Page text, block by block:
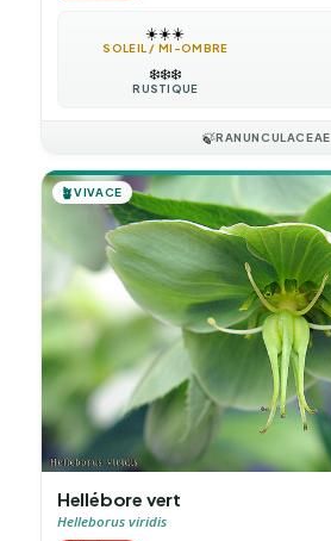
☀️☀️☀️
SOLEIL / MI-OMBRE
❄️❄️❄️
RUSTIQUE
🍃RANUNCULACEAE
🪴VIVACE
Hellébore vert
Helleborus viridis